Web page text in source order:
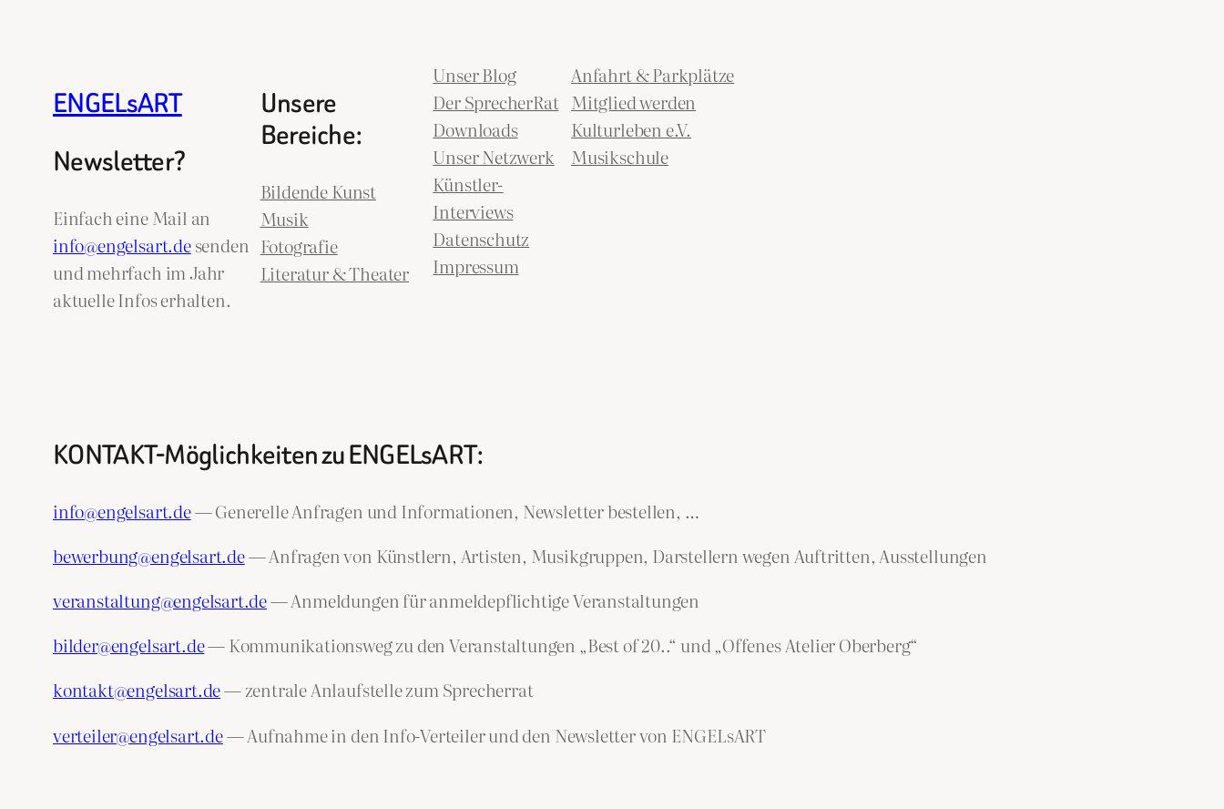
ENGELsART
Newsletter?
Einfach eine Mail an
info@engelsart.desenden
und mehrfach im Jahr
aktuelle Infos erhalten.
Unsere
Bereiche:
Bildende Kunst
Musik
Fotografie
Literatur & Theater
Unser Blog
Der SprecherRat
Downloads
Unser Netzwerk
Künstler-
Interviews
Datenschutz
Impressum
Anfahrt & Parkplätze
Mitglied werden
Kulturleben e.V.
Musikschule
KONTAKT-Möglichkeiten zu ENGELsART:
info@engelsart.de— Generelle Anfragen und Informationen, Newsletter bestellen, …
bewerbung@engelsart.de— Anfragen von Künstlern, Artisten, Musikgruppen, Darstellern wegen Auftritten, Ausstellungen
veranstaltung@engelsart.de— Anmeldungen für anmeldepflichtige Veranstaltungen
bilder@engelsart.de— Kommunikationsweg zu den Veranstaltungen „Best of 20..“ und „Offenes Atelier Oberberg“
kontakt@engelsart.de— zentrale Anlaufstelle zum Sprecherrat
verteiler@engelsart.de— Aufnahme in den Info-Verteiler und den Newsletter von ENGELsART